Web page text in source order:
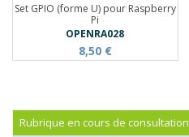
Set GPIO (forme U) pour Raspberry
Pi
OPENRA028
8,50 €
Rubrique en cours de consultation